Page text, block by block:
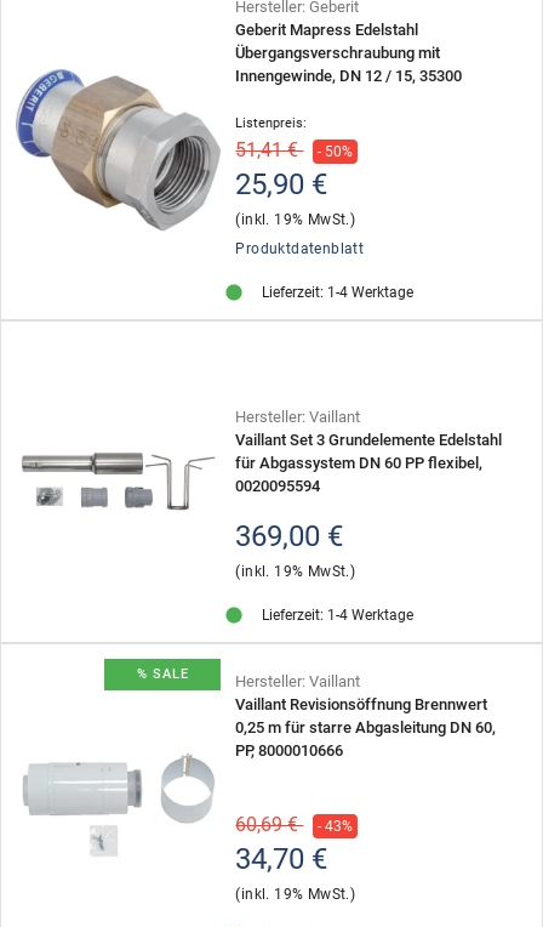
Hersteller: Geberit
Geberit Mapress Edelstahl
Übergangsverschraubung mit
Innengewinde, DN 12 / 15, 35300
Listenpreis:
51,41 € - 50%
25,90 €
(inkl. 19% MwSt.)
Produktdatenblatt
Lieferzeit: 1-4 Werktage
Hersteller: Vaillant
Vaillant Set 3 Grundelemente Edelstahl
für Abgassystem DN 60 PP flexibel,
0020095594
369,00 €
(inkl. 19% MwSt.)
Lieferzeit: 1-4 Werktage
% SALE
Hersteller: Vaillant
Vaillant Revisionsöffnung Brennwert
0,25 m für starre Abgasleitung DN 60,
PP, 8000010666
60,69 € - 43%
34,70 €
(inkl. 19% MwSt.)